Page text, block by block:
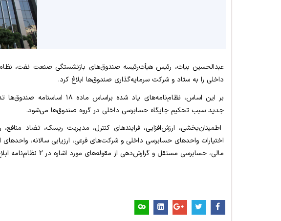
عبدالحسین بیات، رئیس هیأت‌رئیسه صندوق‌های بازنشستگی صنعت نفت،
داخلی را به ستاد و شرکت سرمایه‌گذاری صندوق‌ها ابلاغ کرد.
بر این اساس، نظام‌نامه‌های یاد
جدید سبب تحکیم جایگاه حسابرسی داخلی در گروه صندوق‌ها می‌شود.
اطمینان‌بخشی، ارزش‌افزایی، فرایندهای کنترل، مدیریت ریسک، تضاد منافع،
اختیارات واحدهای حسابرسی داخلی و شرکت‌های فرعی، ارزیابی سالانه،
مالی، حسابرسی مستقل و گزارش‌دهی از مقوله‌های مورد اشاره در ۲ نظام‌نامه ابلاغ شده است.